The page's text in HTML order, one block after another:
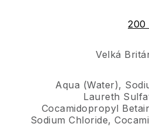
200
Velká
Aqua (Water),
Laureth
Cocamidopropyl
Sodium Chloride,